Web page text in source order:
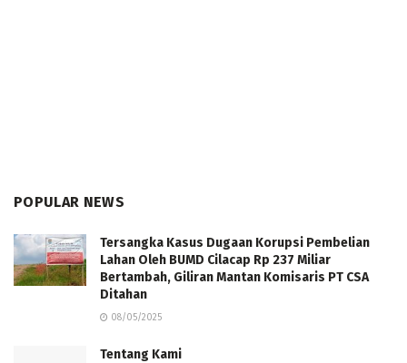
POPULAR NEWS
Tersangka Kasus Dugaan Korupsi Pembelian
Lahan Oleh BUMD Cilacap Rp 237 Miliar
Bertambah, Giliran Mantan Komisaris PT CSA
Ditahan
08/05/2025
Tentang Kami